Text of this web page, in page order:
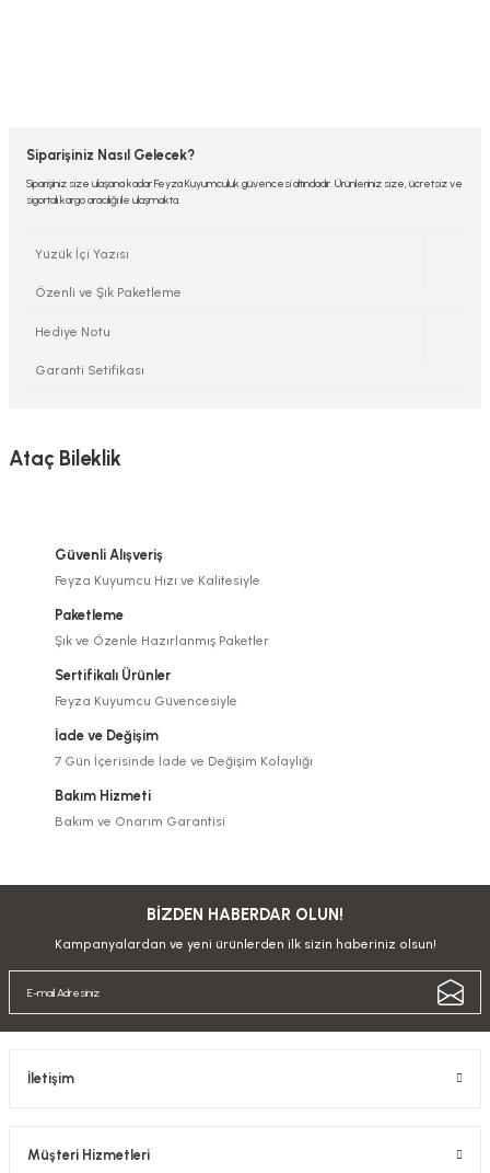
Siparişiniz Nasıl Gelecek?
Siparişiniz size ulaşana kadar Feyza Kuyumculuk güvencesi altındadır. Ürünleriniz size, ücretsiz ve
sigortalı kargo aracılığı ile ulaşmakta.
Yüzük İçi Yazısı
Özenli ve Şık Paketleme
Hediye Notu
Garanti Setifikası
Ataç Bileklik
Güvenli Alışveriş
Feyza Kuyumcu Hızı ve Kalitesiyle
Paketleme
Şık ve Özenle Hazırlanmış Paketler
Sertifikalı Ürünler
Feyza Kuyumcu Güvencesiyle
İade ve Değişim
7 Gün İçerisinde İade ve Değişim Kolaylığı
Bakım Hizmeti
Bakım ve Onarım Garantisi
BİZDEN HABERDAR OLUN!
Kampanyalardan ve yeni ürünlerden ilk sizin haberiniz olsun!
İletişim
Müşteri Hizmetleri